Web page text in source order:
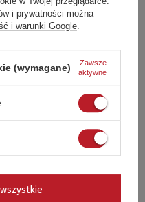
zakupem
Nie
TYTUŁU RĘKOJMI
i prywatności można
i warunki Google.
(wymagane)
Zawsze
aktywne